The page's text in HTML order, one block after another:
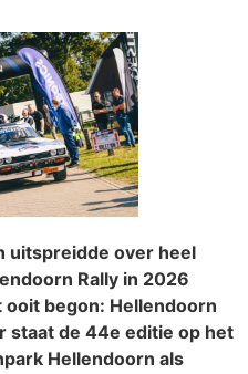
uitspreidde over heel
Rally in 2026
begon: Hellendoorn
staat de 44e editie op het
Hellendoorn als